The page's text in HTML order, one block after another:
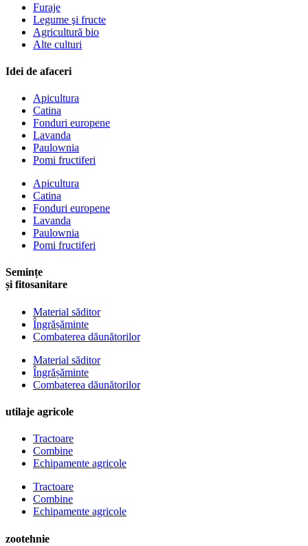
Furaje
Legume şi fructe
Agricultură bio
Alte culturi
Idei de afaceri
Apicultura
Catina
Fonduri europene
Lavanda
Paulownia
Pomi fructiferi
Apicultura
Catina
Fonduri europene
Lavanda
Paulownia
Pomi fructiferi
Semințe
și fitosanitare
Material săditor
Îngrășăminte
Combaterea dăunătorilor
Material săditor
Îngrășăminte
Combaterea dăunătorilor
utilaje agricole
Tractoare
Combine
Echipamente agricole
Tractoare
Combine
Echipamente agricole
zootehnie